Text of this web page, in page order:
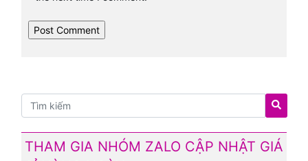
THAM GIA NHÓM ZALO CẬP NHẬT GIÁ